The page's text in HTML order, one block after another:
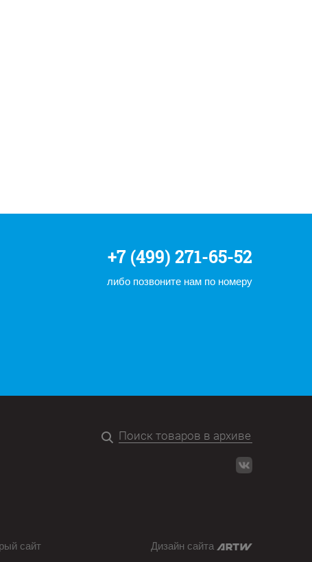
+7 (499) 271-65-52
либо позвоните нам по номеру
сайт Дизайн сайта